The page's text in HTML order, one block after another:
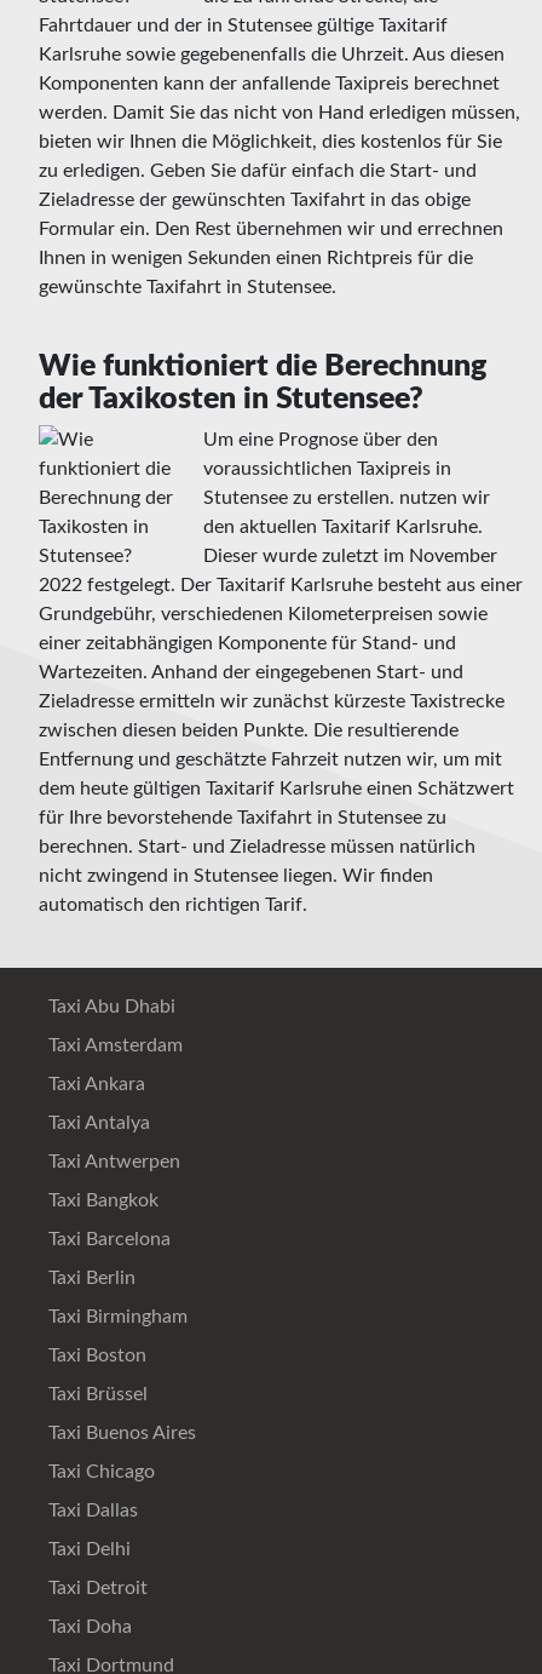
Fahrtdauer und der in Stutensee gültige Taxitarif
Karlsruhe sowie gegebenenfalls die Uhrzeit. Aus diesen
Komponenten kann der anfallende Taxipreis berechnet
werden. Damit Sie das nicht von Hand erledigen müssen,
bieten wir Ihnen die Möglichkeit, dies kostenlos für Sie
zu erledigen. Geben Sie dafür einfach die Start- und
Zieladresse der gewünschten Taxifahrt in das obige
Formular ein. Den Rest übernehmen wir und errechnen
Ihnen in wenigen Sekunden einen Richtpreis für die
gewünschte Taxifahrt in Stutensee.
Wie funktioniert die Berechnung
der Taxikosten in Stutensee?
Um eine Prognose über den
voraussichtlichen Taxipreis in
Stutensee zu erstellen. nutzen wir
den aktuellen Taxitarif Karlsruhe.
Dieser wurde zuletzt im November
2022 festgelegt. Der Taxitarif Karlsruhe besteht aus einer
Grundgebühr, verschiedenen Kilometerpreisen sowie
einer zeitabhängigen Komponente für Stand- und
Wartezeiten. Anhand der eingegebenen Start- und
Zieladresse ermitteln wir zunächst kürzeste Taxistrecke
zwischen diesen beiden Punkte. Die resultierende
Entfernung und geschätzte Fahrzeit nutzen wir, um mit
dem heute gültigen Taxitarif Karlsruhe einen Schätzwert
für Ihre bevorstehende Taxifahrt in Stutensee zu
berechnen. Start- und Zieladresse müssen natürlich
nicht zwingend in Stutensee liegen. Wir finden
automatisch den richtigen Tarif.
Taxi Abu Dhabi
Taxi Amsterdam
Taxi Ankara
Taxi Antalya
Taxi Antwerpen
Taxi Bangkok
Taxi Barcelona
Taxi Berlin
Taxi Birmingham
Taxi Boston
Taxi Brüssel
Taxi Buenos Aires
Taxi Chicago
Taxi Dallas
Taxi Delhi
Taxi Detroit
Taxi Doha
Taxi Dortmund